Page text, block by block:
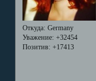
Откуда: Germany
Уважение: +32454
Позитив: +17413